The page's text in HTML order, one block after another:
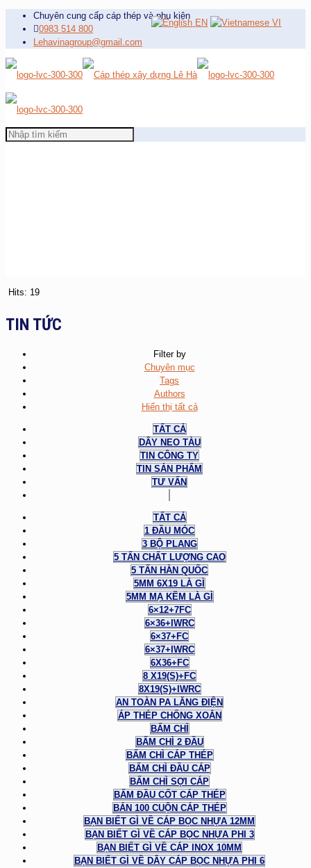
Chuyên cung cấp cáp thép và phụ kiện
0983 514 800
Lehavinagroup@gmail.com
Hits: 19
TIN TỨC
Filter by
Chuyên mục
Tags
Authors
Hiển thị tất cả
TẤT CẢ
DÂY NEO TÀU
TIN CÔNG TY
TIN SẢN PHẨM
TƯ VẤN
TẤT CẢ
1 ĐẦU MÓC
3 BỘ PLANG
5 TẤN CHẤT LƯỢNG CAO
5 TẤN HÀN QUỐC
5MM 6X19 LÀ GÌ
5MM MẠ KẼM LÀ GÌ
6×12+7FC
6×36+IWRC
6×37+FC
6×37+IWRC
6X36+FC
8 X19(S)+FC
8X19(S)+IWRC
AN TOÀN PA LĂNG ĐIỆN
ÁP THÉP CHỐNG XOẮN
BẤM CHÌ
BẤM CHÌ 2 ĐẦU
BẤM CHÌ CÁP THÉP
BẤM CHÌ ĐẦU CÁP
BẤM CHÌ SỢI CÁP
BẤM ĐẦU CỐT CÁP THÉP
BÁN 100 CUỘN CÁP THÉP
BẠN BIẾT GÌ VỀ CÁP BỌC NHỰA 12MM
BẠN BIẾT GÌ VỀ CÁP BỌC NHỰA PHI 3
BẠN BIẾT GÌ VỀ CÁP INOX 10MM
BẠN BIẾT GÌ VỀ DÂY CÁP BỌC NHỰA PHI 6
EN VI